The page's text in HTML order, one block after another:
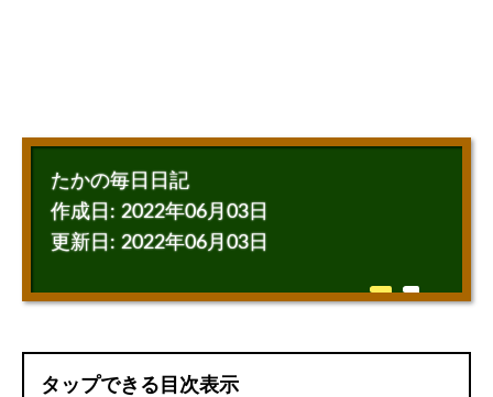
たかの毎日日記
作成日: 2022年06月03日
更新日: 2022年06月03日
タップできる目次表示